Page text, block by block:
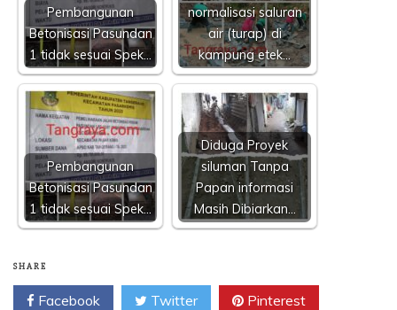
Pembangunan
Betonisasi Pasundan
1 tidak sesuai Spek…
normalisasi saluran
air (turap) di
kampung etek…
Pembangunan
Betonisasi Pasundan
1 tidak sesuai Spek…
Diduga Proyek
siluman Tanpa
Papan informasi
Masih Dibiarkan…
SHARE
Facebook Twitter Pinterest